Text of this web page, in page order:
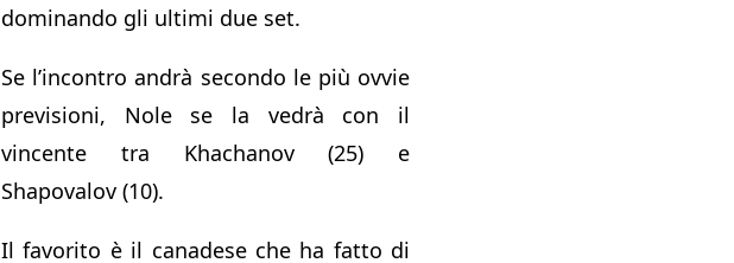
dominando gli ultimi due set.
Se l’incontro andrà secondo le più ovvie
previsioni, Nole se la vedrà con il
vincente tra Khachanov (25) e
Shapovalov (10).
Il favorito è il canadese che ha fatto di